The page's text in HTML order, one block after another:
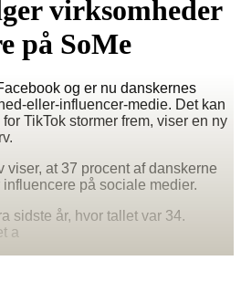
virksomheder
på SoMe
og er nu danskernes
eller-influencer-medie. Det kan
TikTok stormer frem, viser en ny
viser, at 37 procent af danskerne
på sociale medier.
sidste år, hvor tallet var 34.
a